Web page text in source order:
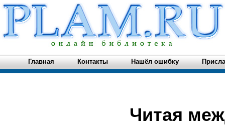
Главная Контакты Нашёл ошибку
Читая